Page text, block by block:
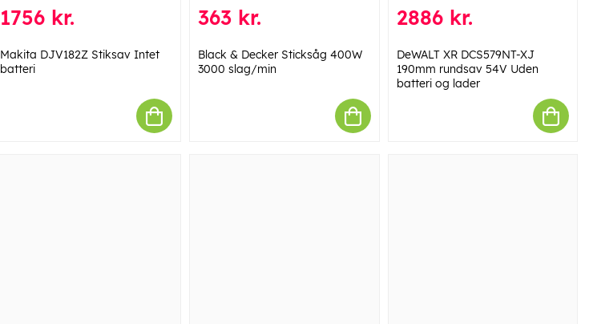
1756 kr.
Makita DJV182Z Stiksav Intet
batteri
363 kr.
Black & Decker Sticksåg 400W
3000 slag/min
2886 kr.
DeWALT XR DCS579NT-XJ
190mm rundsav 54V Uden
batteri og lader